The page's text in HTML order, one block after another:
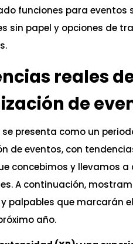
funciones para
sin papel y opciones de
reales
de
se presenta como un
de eventos, con
concebimos y llevamos a
A continuación,
palpables que marcarán
año.